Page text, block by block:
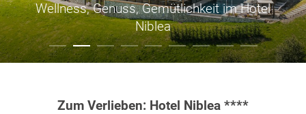
Wellness, Genuss, Gemütlichkeit im Hotel
Niblea
Zum Verlieben: Hotel Niblea ****